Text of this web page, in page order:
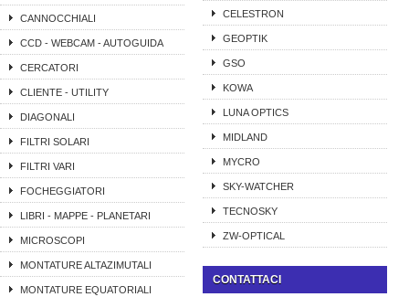
CANNOCCHIALI
CCD - WEBCAM - AUTOGUIDA
CERCATORI
CLIENTE - UTILITY
DIAGONALI
FILTRI SOLARI
FILTRI VARI
FOCHEGGIATORI
LIBRI - MAPPE - PLANETARI
MICROSCOPI
MONTATURE ALTAZIMUTALI
MONTATURE EQUATORIALI
CELESTRON
GEOPTIK
GSO
KOWA
LUNA OPTICS
MIDLAND
MYCRO
SKY-WATCHER
TECNOSKY
ZW-OPTICAL
CONTATTACI